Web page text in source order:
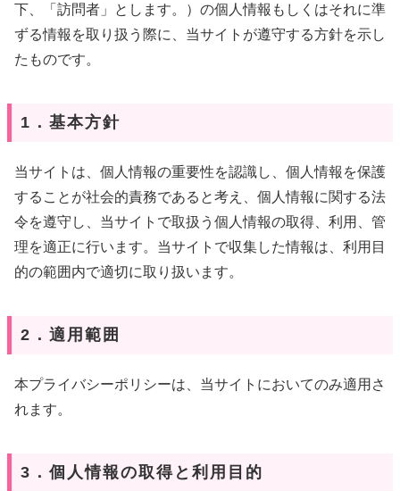
下、「訪問者」とします。）の個人情報もしくはそれに準
ずる情報を取り扱う際に、当サイトが遵守する方針を示し
たものです。
1．基本方針
当サイトは、個人情報の重要性を認識し、個人情報を保護
することが社会的責務であると考え、個人情報に関する法
令を遵守し、当サイトで取扱う個人情報の取得、利用、管
理を適正に行います。当サイトで収集した情報は、利用目
的の範囲内で適切に取り扱います。
2．適用範囲
本プライバシーポリシーは、当サイトにおいてのみ適用さ
れます。
3．個人情報の取得と利用目的